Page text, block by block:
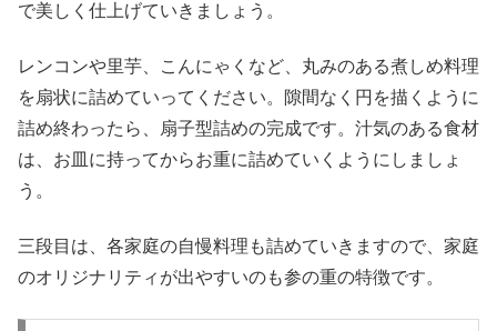
で美しく仕上げていきましょう。
レンコンや里芋、こんにゃくなど、丸みのある煮しめ料理
を扇状に詰めていってください。隙間なく円を描くように
詰め終わったら、扇子型詰めの完成です。汁気のある食材
は、お皿に持ってからお重に詰めていくようにしましょ
う。
三段目は、各家庭の自慢料理も詰めていきますので、家庭
のオリジナリティが出やすいのも参の重の特徴です。